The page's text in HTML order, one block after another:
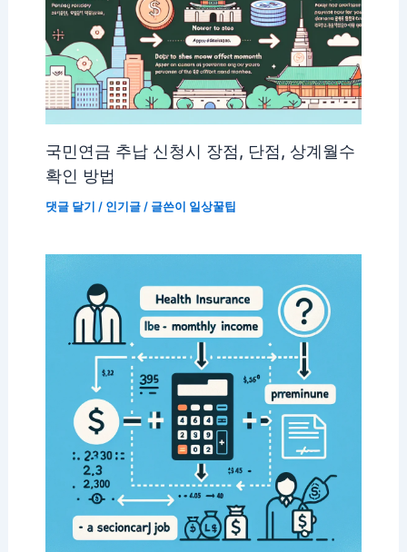
국민연금 추납 신청시 장점, 단점, 상계월수
확인 방법
댓글 달기 / 인기글/ 글쓴이 일상꿀팁